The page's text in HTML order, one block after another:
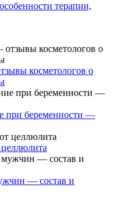
терапии,
косметологов о
при беременности —
— состав и